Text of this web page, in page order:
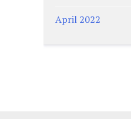
April 2022